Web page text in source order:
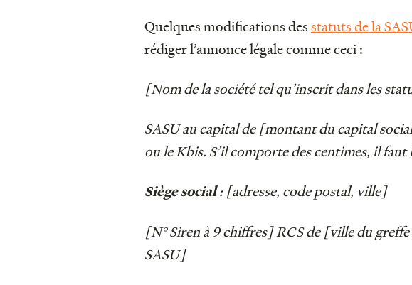
Quelques modifications desstatuts de la
rédiger l’annonce légale comme ceci :
[Nom de la société tel qu’inscrit dans les
SASU au capital de [montant du capital
ou le Kbis. S’il comporte des centimes, il
Siège social: [adresse, code postal, ville]
[N° Siren à 9 chiffres] RCS de [ville du
SASU]